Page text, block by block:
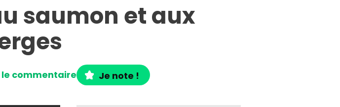
saumon et aux
le commentaire Je note !